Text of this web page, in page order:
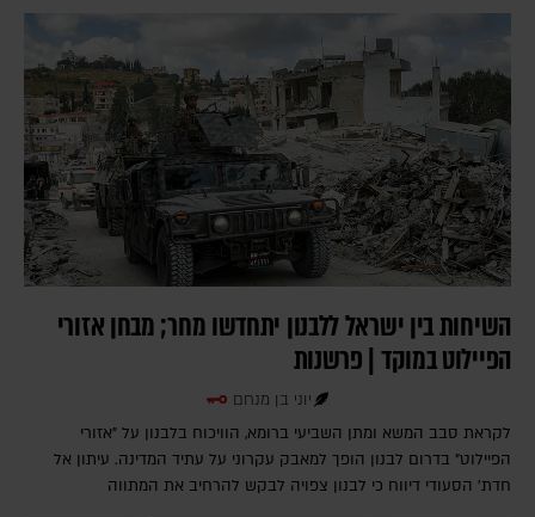
השיחות בין ישראל ללבנון יתחדשו מחר; מבחן אזורי
הפיילוט במוקד | פרשנות
יוני בן מנחם
לקראת סבב המשא ומתן השביעי ברומא, הוויכוח בלבנון על "אזורי
הפיילוט" בדרום לבנון הופך למאבק עקרוני על עתיד המדינה. עיתון אל
חדת' הסעודי דיווח כי לבנון צפויה לבקש להרחיב את המתווה